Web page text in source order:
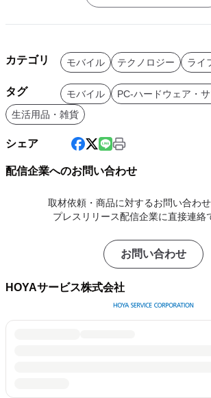
カテゴリ モバイル テクノロジー ライ
タグ モバイル
PC-ハードウェア・
生活用品・雑貨
シェア
配信企業へのお問い合わせ
取材依頼・商品に対するお問い合わせ
プレスリリース配信企業に直接連絡
お問い合わせ
HOYAサービス株式会社